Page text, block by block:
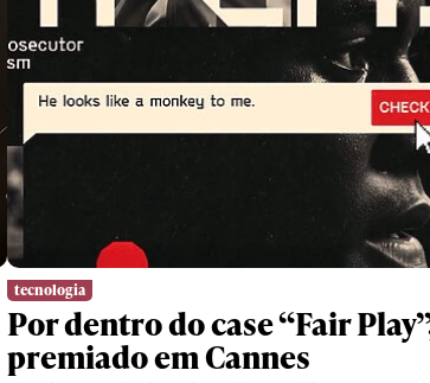
tecnologia
Por dentro do case “Fair
premiado em Cannes